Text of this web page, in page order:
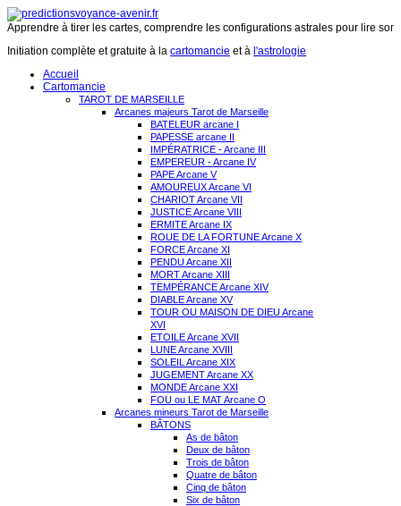
Apprendre à tirer les cartes, comprendre les configurations astrales pour lire
Initiation complète et gratuite à la cartomancie et à l'astrologie
Accueil
Cartomancie
TAROT DE MARSEILLE
Arcanes majeurs Tarot de Marseille
BATELEUR arcane I
PAPESSE arcane II
IMPÉRATRICE - Arcane III
EMPEREUR - Arcane IV
PAPE Arcane V
AMOUREUX Arcane VI
CHARIOT Arcane VII
JUSTICE Arcane VIII
ERMITE Arcane IX
ROUE DE LA FORTUNE Arcane X
FORCE Arcane XI
PENDU Arcane XII
MORT Arcane XIII
TEMPÉRANCE Arcane XIV
DIABLE Arcane XV
TOUR OU MAISON DE DIEU Arcane
XVI
ETOILE Arcane XVII
LUNE Arcane XVIII
SOLEIL Arcane XIX
JUGEMENT Arcane XX
MONDE Arcane XXI
FOU ou LE MAT Arcane O
Arcanes mineurs Tarot de Marseille
BÂTONS
As de bâton
Deux de bâton
Trois de bâton
Quatre de bâton
Cinq de bâton
Six de bâton